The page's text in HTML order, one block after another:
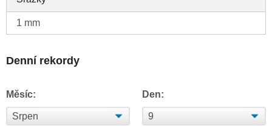
1 mm
Denní rekordy
Měsíc: Den: